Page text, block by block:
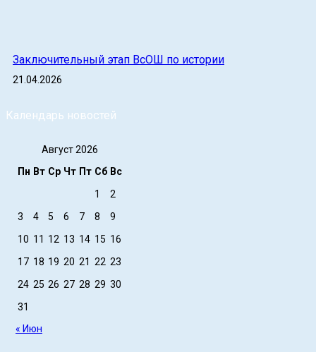
Заключительный этап ВсОШ по истории
21.04.2026
Календарь новостей
Август 2026
Пн Вт Ср Чт Пт Сб Вс
1
2
3
4 5 6 7 8
9
10 11 12 13 14 15 16
17 18 19 20 21 22 23
24 25 26 27 28 29 30
31
« Июн